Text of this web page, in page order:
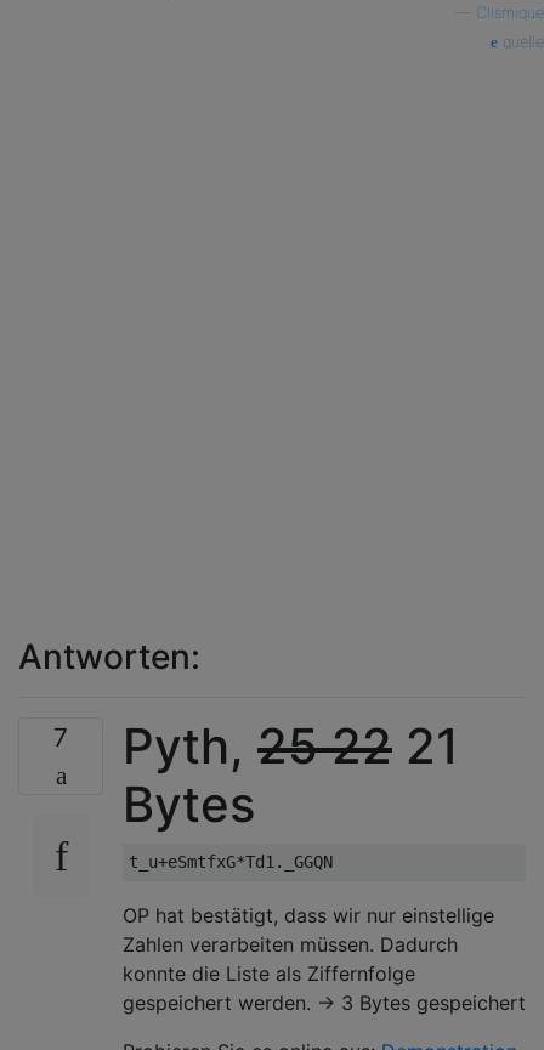
Clismique
quelle
Antworten:
7 Pyth, 2522 21
Bytes
OP hat bestätigt, dass wir nur einstellige
Zahlen verarbeiten müssen. Dadurch
konnte die Liste als Ziffernfolge
gespeichert werden. -> 3 Bytes gespeichert